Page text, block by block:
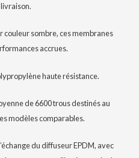
couleur sombre, ces membranes
accrues.
haute résistance.
de 6600 trous destinés au
modèles comparables.
du diffuseur EPDM, avec